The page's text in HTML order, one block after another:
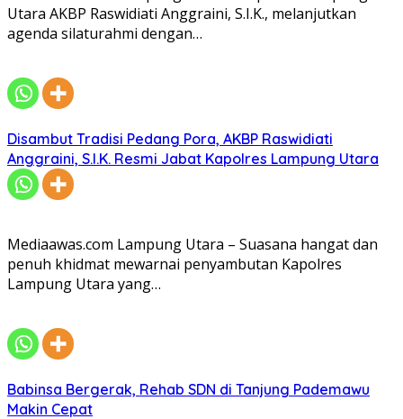
Utara AKBP Raswidiati Anggraini, S.I.K., melanjutkan
agenda silaturahmi dengan…
Disambut Tradisi Pedang Pora, AKBP Raswidiati
Anggraini, S.I.K. Resmi Jabat Kapolres Lampung Utara
Mediaawas.com Lampung Utara – Suasana hangat dan
penuh khidmat mewarnai penyambutan Kapolres
Lampung Utara yang…
Babinsa Bergerak, Rehab SDN di Tanjung Pademawu
Makin Cepat